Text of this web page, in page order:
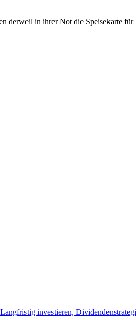
in ihrer Not die Speisekarte
investieren,